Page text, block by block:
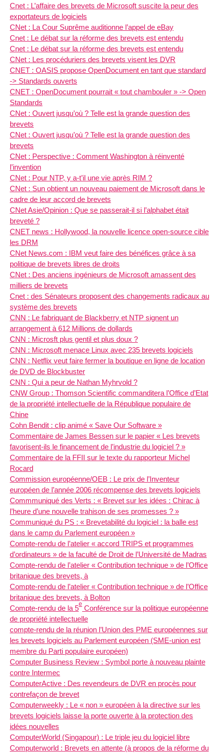
Cnet : L’affaire des brevets de Microsoft suscite la peur des
exportateurs de logiciels
CNet : La Cour Suprême auditionne l’appel de eBay
Cnet : Le débat sur la réforme des brevets est entendu
Cnet : Le débat sur la réforme des brevets est entendu
CNet : Les procéduriers des brevets visent les DVR
CNET : OASIS propose OpenDocument en tant que standard
-> Standards ouverts
CNET : OpenDocument pourrait « tout chambouler » -> Open
Standards
CNet : Ouvert jusqu’où ? Telle est la grande question des
brevets
CNet : Ouvert jusqu’où ? Telle est la grande question des
brevets
CNet : Perspective : Comment Washington à réinventé
l’invention
CNet : Pour NTP, y a-t’il une vie après RIM ?
CNet : Sun obtient un nouveau paiement de Microsoft dans le
cadre de leur accord de brevets
CNet Asie/Opinion : Que se passerait-il si l’alphabet était
breveté ?
CNET news : Hollywood, la nouvelle licence open-source cible
les DRM
CNet News.com : IBM veut faire des bénéfices grâce à sa
politique de brevets libres de droits
CNet : Des anciens ingénieurs de Microsoft amassent des
milliers de brevets
Cnet : des Sénateurs proposent des changements radicaux au
système des brevets
CNN : Le fabriquant de Blackberry et NTP signent un
arrangement à 612 Millions de dollards
CNN : Microsft plus gentil et plus doux ?
CNN : Microsoft menace Linux avec 235 brevets logiciels
CNN : Netflix veut faire fermer la boutique en ligne de location
de DVD de Blockbuster
CNN : Qui a peur de Nathan Myhrvold ?
CNW Group : Thomson Scientific commanditera l’Office d’Etat
de la propriété intellectuelle de la République populaire de
Chine
Cohn Bendit : clip animé « Save Our Software »
Commentaire de James Bessen sur le papier « Les brevets
favorisent-ils le financement de l’industrie du logiciel ? »
Commentaire de la FFII sur le texte du rapporteur Michel
Rocard
Commission européenne/OEB : Le prix de l’Inventeur
européen de l’année 2006 récompense des brevets logiciels
Commmuniqué des Verts : « Brevet sur les idées : Chirac à
l’heure d’une nouvelle trahison de ses promesses ? »
Communiqué du PS : « Brevetabilité du logiciel : la balle est
dans le camp du Parlement européen »
Compte-rendu de l’atelier « accord TRIPS et programmes
d’ordinateurs » de la faculté de Droit de l’Université de Madras
Compte-rendu de l’atelier « Contribution technique » de l’Office
britanique des brevets, à
Compte-rendu de l’atelier « Contribution technique » de l’Office
britanique des brevets, à Bolton
Compte-rendu de la 5e Conférence sur la politique européenne
de propriété intellectuelle
compte-rendu de la réunion l’Union des PME européennes sur
les brevets logiciels au Parlement européen (SME-union est
membre du Parti populaire européen)
Computer Business Review : Symbol porte à nouveau plainte
contre Intermec
ComputerActive : Des revendeurs de DVR en procès pour
contrefaçon de brevet
Computerweekly : Le « non » européen à la directive sur les
brevets logiciels laisse la porte ouverte à la protection des
idées nouvelles
ComputerWorld (Singapour) : Le triple jeu du logiciel libre
Computerworld : Brevets en attente (à propos de la réforme du